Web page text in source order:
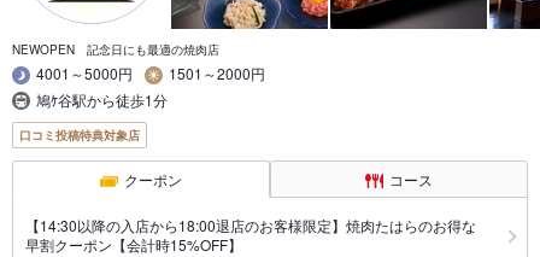
NEWOPEN 記念日にも最適の焼肉店
4001～5000円
1501～2000円
鳩ｹ谷駅から徒歩1分
口コミ投稿特典対象店
クーポン コース
【14:30以降の入店から18:00退店のお客様限定】焼肉たはらのお得な
早割クーポン【会計時15%OFF】